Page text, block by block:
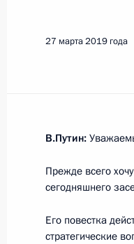
8
27 марта 2019 года
В.Путин:
Прежде всего
сегодняшнего
Его повестка
стратегические